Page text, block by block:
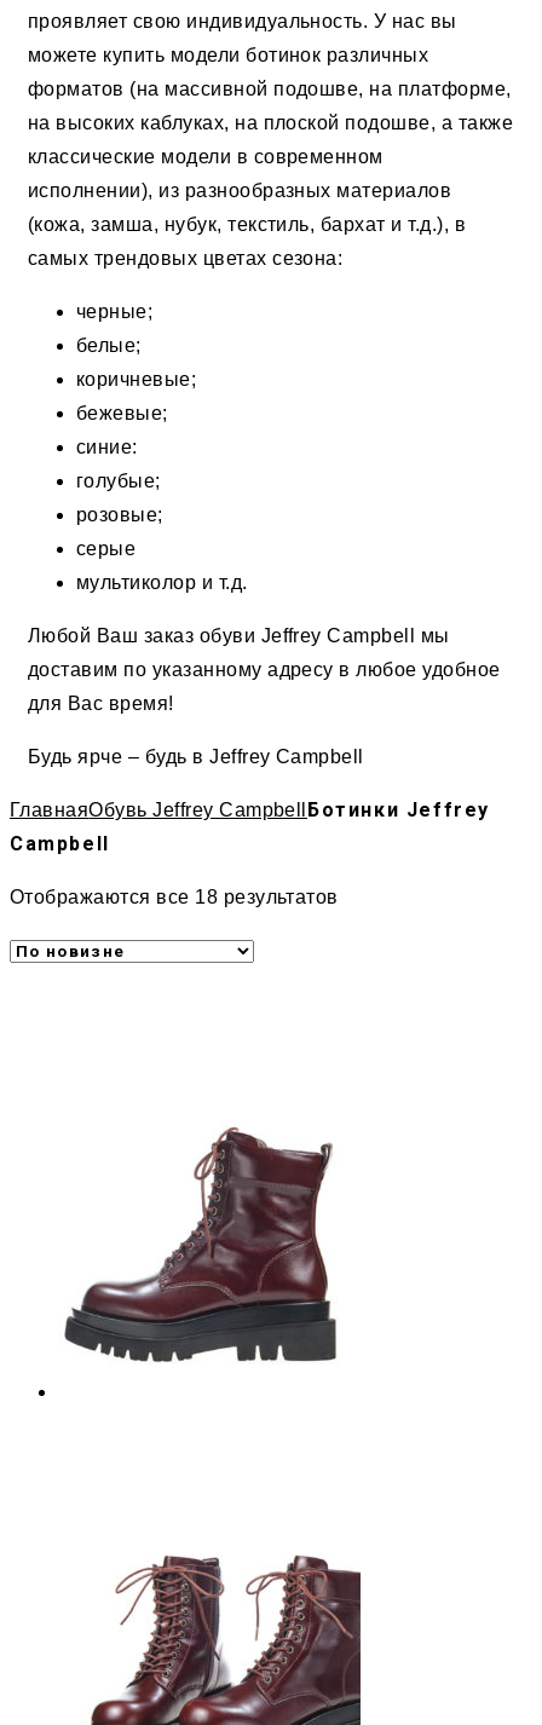
проявляет свою индивидуальность. У нас вы
можете купить модели ботинок различных
форматов (на массивной подошве, на платформе,
на высоких каблуках, на плоской подошве, а также
классические модели в современном
исполнении), из разнообразных материалов
(кожа, замша, нубук, текстиль, бархат и т.д.), в
самых трендовых цветах сезона:
черные;
белые;
коричневые;
бежевые;
синие:
голубые;
розовые;
серые
мультиколор и т.д.
Любой Ваш заказ обуви Jeffrey Campbell мы
доставим по указанному адресу в любое удобное
для Вас время!
Будь ярче – будь в Jeffrey Campbell
ГлавнаяОбувь Jeffrey Campbell Ботинки Jeffrey
Campbell
Отображаются все 18 результатов